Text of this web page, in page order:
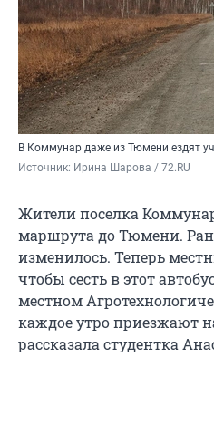
В Коммунар даже из Тюмени ездят
Источник: Ирина Шарова / 72.RU
Жители поселка
маршрута до Тюмени.
изменилось. Теперь
чтобы сесть в этот
местном
каждое утро приезжают
рассказала студентка